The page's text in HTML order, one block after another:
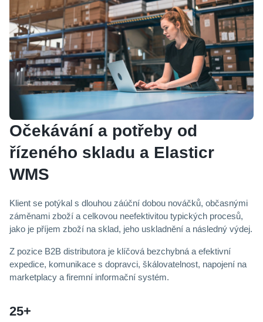
Očekávání a potřeby od
řízeného skladu a Elasticr
WMS
Klient se potýkal s dlouhou záúční dobou nováčků, občasnými
záměnami zboží a celkovou neefektivitou typických procesů,
jako je příjem zboží na sklad, jeho uskladnění a následný výdej.
Z pozice B2B distributora je klíčová bezchybná a efektivní
expedice, komunikace s dopravci, škálovatelnost, napojení na
marketplacy a firemní informační systém.
25+